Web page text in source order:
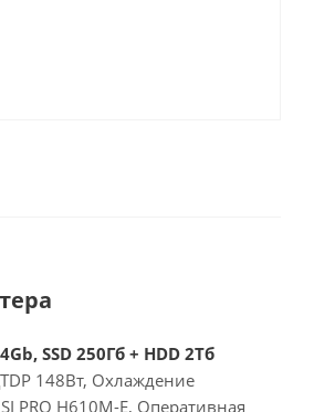
SSD 250Гб + HDD 2Тб
148Вт, Охлаждение
PRO H610M-E, Оперативная